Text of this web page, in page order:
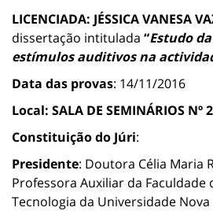
LICENCIADA: JÉSSICA VANESA
dissertação intitulada “Estudo
estímulos auditivos na
Data das provas: 14/11/
Local: SALA DE SEMINÁRIOS Nº
Constituição do Júri:
Presidente: Doutora Célia Maria
Professora Auxiliar da Faculdade
Tecnologia da Universidade Nova